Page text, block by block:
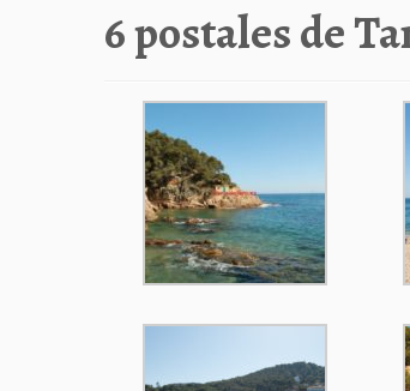
6 postales de